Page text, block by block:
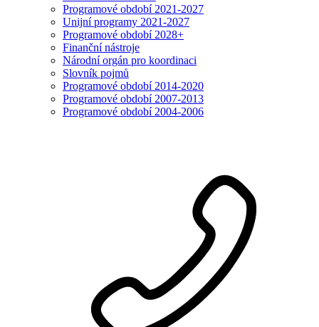
Programové období 2021-2027
Unijní programy 2021-2027
Programové období 2028+
Finanční nástroje
Národní orgán pro koordinaci
Slovník pojmů
Programové období 2014-2020
Programové období 2007-2013
Programové období 2004-2006